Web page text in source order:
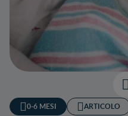
0-6 MESI ARTICOLO